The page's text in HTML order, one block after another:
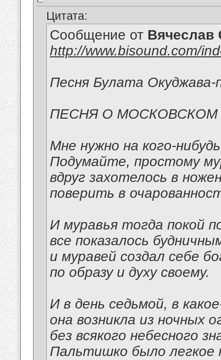
Цитата:
Сообщение от Вячеслав
http://www.bisound.com/
Песня Булата Окуджава-
ПЕСНЯ О МОСКОВСКОМ
Мне нужно на кого-
Подумайте, простому
вдруг захотелось в
поверить в
И муравья тогда покой
все показалось
и муравей создал себе
по образу и духу своему.
И в день седьмой, в
она возникла из ночных
без всякого небесного
Пальтишко было легкое